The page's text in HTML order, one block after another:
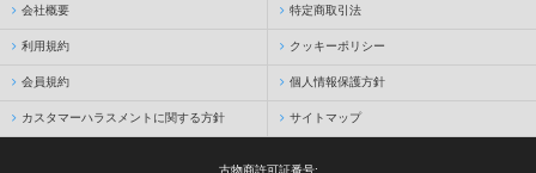
会社概要 特定商取引法
利用規約 クッキーポリシー
会員規約 個人情報保護方針
カスタマーハラスメントに関する方針 サイトマップ
古物商許可証番号: